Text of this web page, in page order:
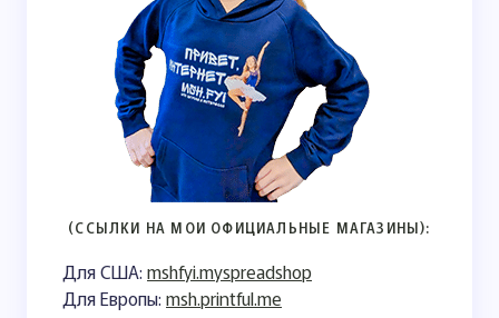
(ССЫЛКИ НА МОИ ОФИЦИАЛЬНЫЕ МАГАЗИНЫ):
Для США: mshfyi.myspreadshop
Для Европы: msh.printful.me